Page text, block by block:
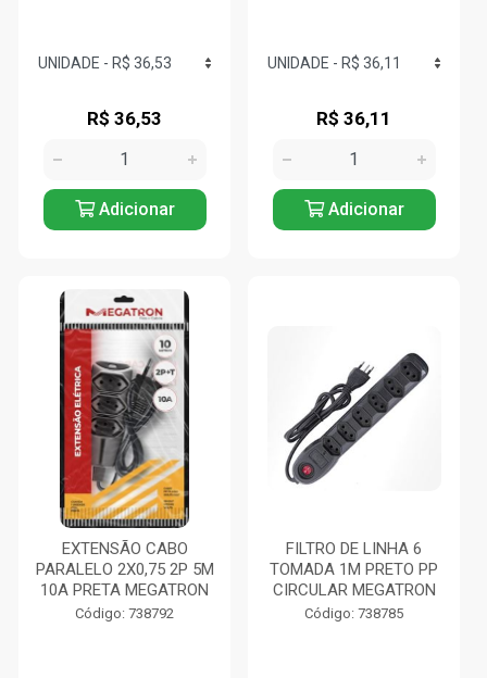
R$ 36,53
Adicionar
R$ 36,11
Adicionar
EXTENSÃO CABO
PARALELO 2X0,75 2P 5M
10A PRETA MEGATRON
Código: 738792
FILTRO DE LINHA 6
TOMADA 1M PRETO PP
CIRCULAR MEGATRON
Código: 738785